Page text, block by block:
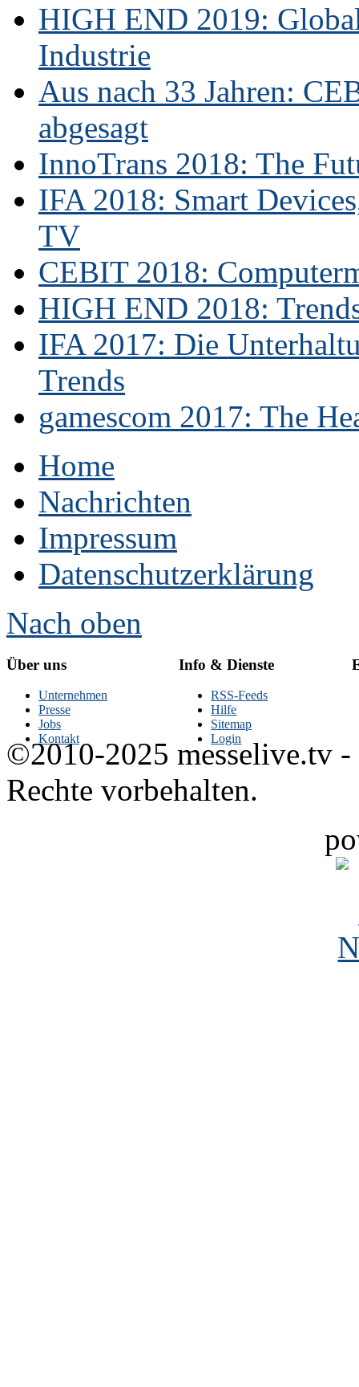
HIGH END 2019:
Industrie
Aus nach 33 Jahren:
abgesagt
InnoTrans 2018: The
IFA 2018: Smart
TV
CEBIT 2018:
HIGH END 2018:
IFA 2017: Die
Trends
gamescom 2017: The
Home
Nachrichten
Impressum
Datenschutzerklärung
Nach oben
Über uns
Unternehmen
Presse
Jobs
Kontakt
Info & Dienste
RSS-Feeds
Hilfe
Sitemap
Login
©2010-2025 messelive.tv -
Rechte vorbehalten.